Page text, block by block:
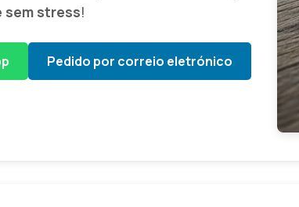
sem stress!
Pedido por correio eletrónico